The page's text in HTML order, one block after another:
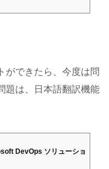
ができたら、今度は問
題は、日本語翻訳機能
DevOps ソリューショ